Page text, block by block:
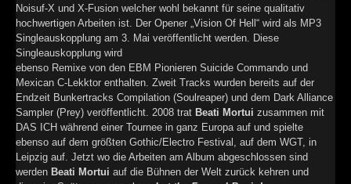
Noisuf-X und X-Fusion welcher wohl bekannt für seine qualitativ
hochwertigen Arbeiten ist. Der Opener „Vision Of Hell“ wird als MP3
Singleauskopplung am 3. Mai veröffentlicht werden. Diese
Singleauskopplung wird
ebenso Remixe von den EBM Pionieren Suicide Commando und
Mexican C-Lekktor enthalten. Zweit Tracks wurden bereits auf der
Endzeit Bunkertracks Compilation (Soulreaper) und dem Dark Alliance
Sampler (Prey) veröffentlicht. 2008 trat Beati Mortui zusammen mit
DAS ICH während einer Tournee in ganz Europa auf und spielte
ebenso auf dem größten Gothic/Electro Festival, auf dem WGT, in
Leipzig auf. Jetzt wo die Arbeiten am Album abgeschlossen sind
werden Beati Mortui auf die Bühnen der Welt zurück kehren und